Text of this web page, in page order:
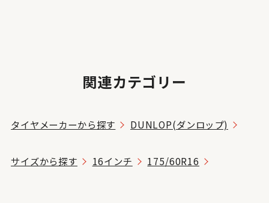
関連カテゴリー
タイヤメーカーから探す DUNLOP(ダンロップ)
サイズから探す 16インチ 175/60R16